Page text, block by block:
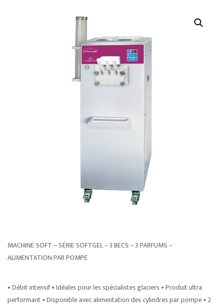
MACHINE SOFT – SÉRIE SOFTGEL – 3 BECS – 3 PARFUMS –
ALIMENTATION PAR POMPE
• Débit intensif • Idéales pour les spécialistes glaciers • Produit ultra
performant • Disponible avec alimentation des cylindres par pompe • 2